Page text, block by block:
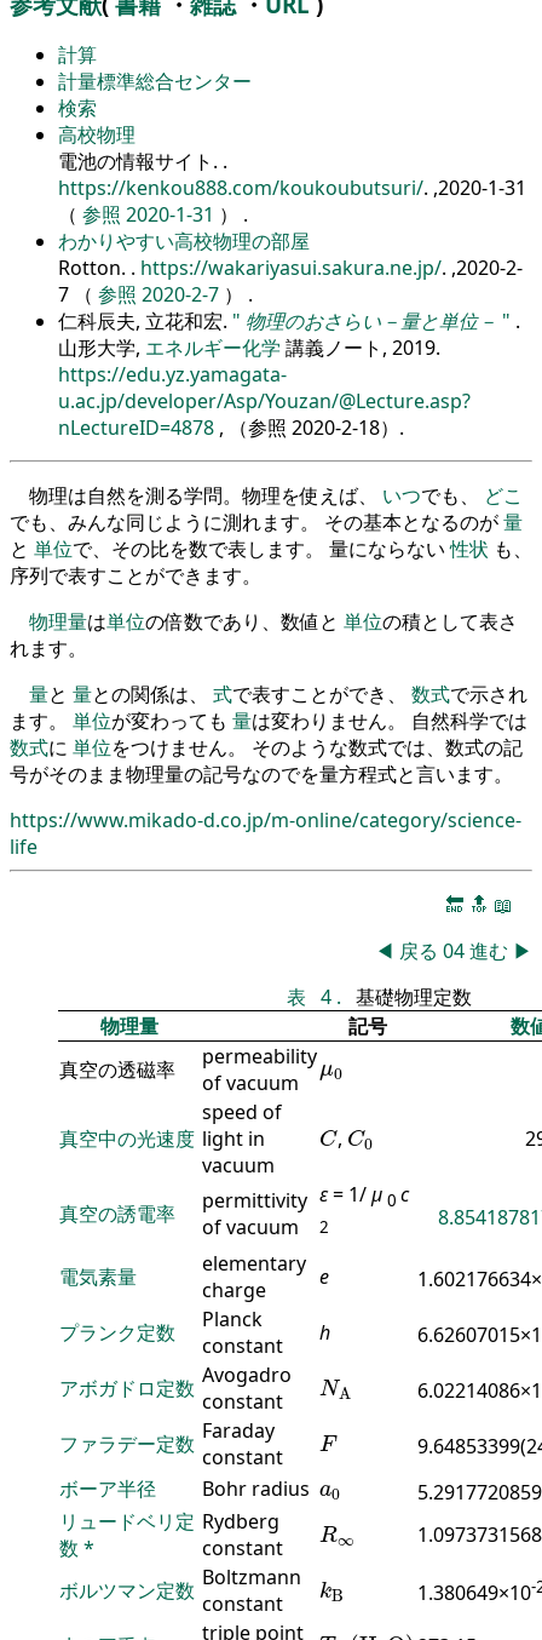
計算
計量標準総合センター
検索
高校物理
電池の情報サイト. .
https://kenkou888.com/koukoubutsuri/. ,2020-1-31
（ 参照 2020-1-31 ） .
わかりやすい高校物理の部屋
Rotton. . https://wakariyasui.sakura.ne.jp/. ,2020-2-
7 （ 参照 2020-2-7 ） .
仁科辰夫, 立花和宏.
物理のおさらい－量と単位－
.
山形大学, エネルギー化学 講義ノート, 2019.
https://edu.yz.yamagata-
u.ac.jp/developer/Asp/Youzan/@Lecture.asp?
nLectureID=4878 , （参照 2020-2-18）.
物理は自然を測る学問。物理を使えば、 いつでも、 どこ
でも、みんな同じように測れます。 その基本となるのが量
と 単位で、その比を数で表します。 量にならない性状 も、
序列で表すことができます。
物理量は単位の倍数であり、数値と 単位の積として表さ
れます。
量と 量との関係は、 式で表すことができ、 数式で示され
ます。 単位が変わっても 量は変わりません。 自然科学では
数式に 単位をつけません。 そのような数式では、数式の記
号がそのまま物理量の記号なのでを量方程式と言います。
https://www.mikado-d.co.jp/m-online/category/science-
life
🔚 🔝 📖
◀ 戻る 04進む ▶
表 4 . 基礎物理定数
物理量
記号
数
真空の透磁率
permeability
of vacuum
μ0
μ0
真空中の光速度
speed of
light in
vacuum
C
C, C0
C0
真空の誘電率
permittivity
of vacuum
ε= 1/μ 0 c
2
電気素量
elementary
charge
e
プランク定数
Planck
constant
h
アボガドロ定数 Avogadro
constant
NA
NA
ファラデー定数 Faraday
constant
F
F
ボーア半径
Bohr radius a0
a0
リュードベリ定
数 *
Rydberg
constant
R∞
R∞
ボルツマン定数 Boltzmann
constant
kB
k 1.380649×10-
triple point Ttp(H 2O)